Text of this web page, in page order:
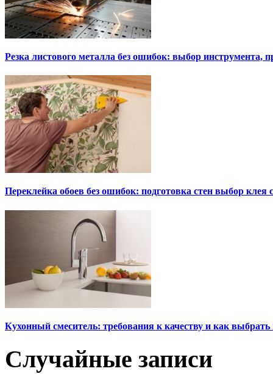
Резка листового металла без ошибок: выбор инструмента,
Переклейка обоев без ошибок: подготовка стен выбор клея
Кухонный смеситель: требования к качеству и как
Случайные записи